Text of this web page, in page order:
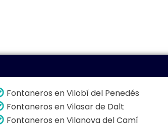
Fontaneros en Vilobí del Penedés
Fontaneros en Vilasar de Dalt
Fontaneros en Vilanova del Camí